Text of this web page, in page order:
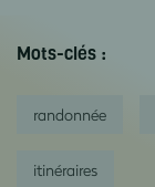
Mots-clés :
randonnée
itinéraires